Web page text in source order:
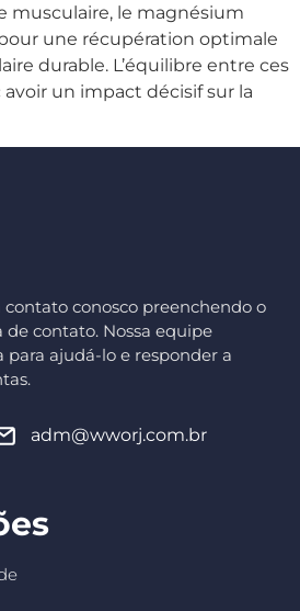
musculaire, le magnésium
une récupération optimale
durable. L’équilibre entre ces
un impact décisif sur la
conosco preenchendo o
contato. Nossa equipe
ajudá-lo e responder a
adm@wworj.com.br